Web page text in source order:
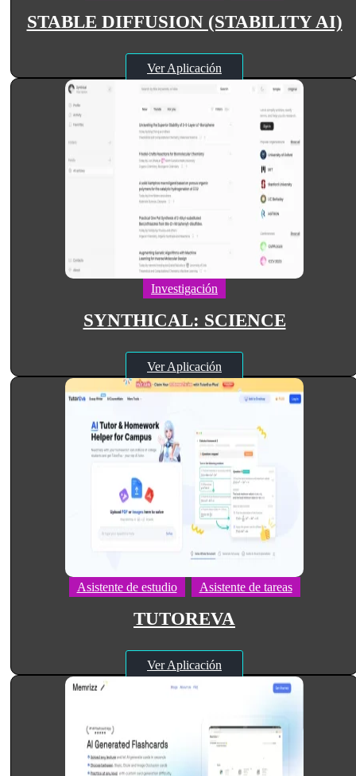
STABLE DIFFUSION (STABILITY AI)
Ver Aplicación
Investigación
SYNTHICAL: SCIENCE
Ver Aplicación
Asistente de estudio Asistente de tareas
TUTOREVA
Ver Aplicación